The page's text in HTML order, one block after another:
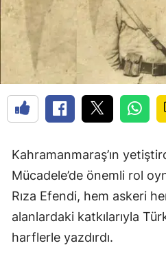
Kahramanmaraş’ın
Mücadele’de önemli rol
Rıza Efendi, hem askeri
alanlardaki katkılarıyla
harflerle yazdırdı.